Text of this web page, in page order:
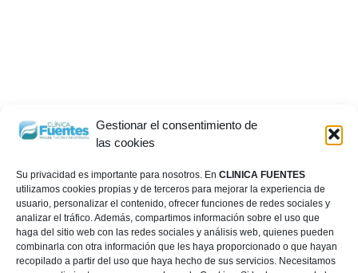
Gestionar el consentimiento de
las cookies
Su privacidad es importante para nosotros. En CLINICA FUENTES
utilizamos cookies propias y de terceros para mejorar la experiencia de
usuario, personalizar el contenido, ofrecer funciones de redes sociales y
analizar el tráfico. Además, compartimos información sobre el uso que
haga del sitio web con las redes sociales y análisis web, quienes pueden
combinarla con otra información que les haya proporcionado o que hayan
recopilado a partir del uso que haya hecho de sus servicios. Necesitamos